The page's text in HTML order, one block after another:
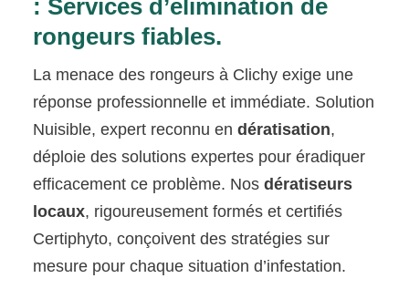
: Services d’élimination de
rongeurs fiables.
La menace des rongeurs à Clichy exige une
réponse professionnelle et immédiate. Solution
Nuisible, expert reconnu endératisation,
déploie des solutions expertes pour éradiquer
efficacement ce problème. Nosdératiseurs
locaux, rigoureusement formés et certifiés
Certiphyto, conçoivent des stratégies sur
mesure pour chaque situation d’infestation.